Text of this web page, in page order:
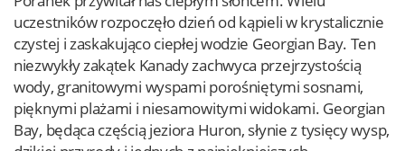
uczestników rozpoczęło dzień od kąpieli w krystalicznie
czystej i zaskakująco ciepłej wodzie Georgian Bay. Ten
niezwykły zakątek Kanady zachwyca przejrzystością
wody, granitowymi wyspami porośniętymi sosnami,
pięknymi plażami i niesamowitymi widokami. Georgian
Bay, będąca częścią jeziora Huron, słynie z tysięcy wysp,